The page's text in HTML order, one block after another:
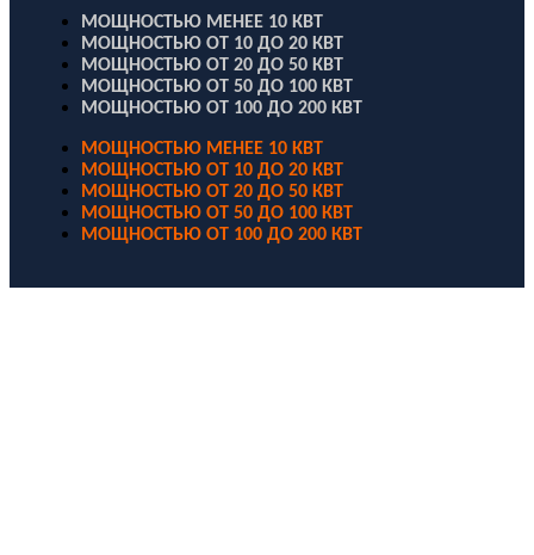
МОЩНОСТЬЮ МЕНЕЕ 10 КВТ
МОЩНОСТЬЮ ОТ 10 ДО 20 КВТ
МОЩНОСТЬЮ ОТ 20 ДО 50 КВТ
МОЩНОСТЬЮ ОТ 50 ДО 100 КВТ
МОЩНОСТЬЮ ОТ 100 ДО 200 КВТ
МОЩНОСТЬЮ МЕНЕЕ 10 КВТ
МОЩНОСТЬЮ ОТ 10 ДО 20 КВТ
МОЩНОСТЬЮ ОТ 20 ДО 50 КВТ
МОЩНОСТЬЮ ОТ 50 ДО 100 КВТ
МОЩНОСТЬЮ ОТ 100 ДО 200 КВТ